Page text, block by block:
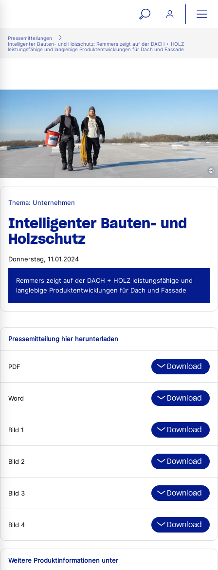
open
form
Pressemitteilungen
Intelligenter Bauten- und Holzschutz: Remmers zeigt auf der DACH + HOLZ
leistungsfähige und langlebige Produktentwicklungen für Dach und Fassade
©
Thema: Unternehmen
Intelligenter Bauten- und
Holzschutz
Donnerstag, 11.01.2024
Remmers zeigt auf der DACH + HOLZ leistungsfähige und
langlebige Produktentwicklungen für Dach und Fassade
Pressemitteilung hier herunterladen
PDF Download
Word Download
Bild 1 Download
Bild 2 Download
Bild 3 Download
Bild 4 Download
Weitere Produktinformationen unter